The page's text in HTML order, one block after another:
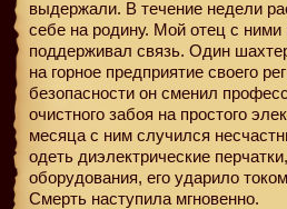
выдержали. В течение недели
себе на родину. Мой отец с ними
поддерживал связь. Один
на горное предприятие своего
безопасности он сменил
очистного забоя на простого
месяца с ним случился
одеть диэлектрические
оборудования, его ударило
Смерть наступила мгновенно.